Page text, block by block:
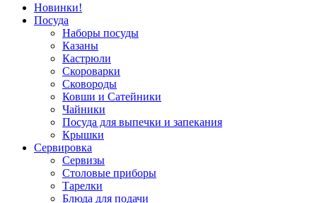
Новинки!
Посуда
Наборы посуды
Казаны
Кастрюли
Скороварки
Сковороды
Ковши и Сатейники
Чайники
Посуда для выпечки и запекания
Крышки
Сервировка
Сервизы
Столовые приборы
Тарелки
Блюда для подачи